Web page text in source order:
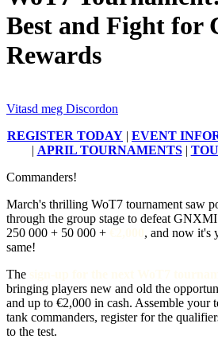
Best and Fight for
Rewards
Vitasd meg Discordon
REGISTER TODAY | EVENT
| APRIL TOURNAMENTS|
Commanders!
March's thrilling WoT7 tournament saw
through the group stage to defeat
250 000 + 50 000 +
, and now it's
same!
The
bringing players new and old the
and up to €2,000 in cash. Assemble your
tank commanders, register for the
to the test.